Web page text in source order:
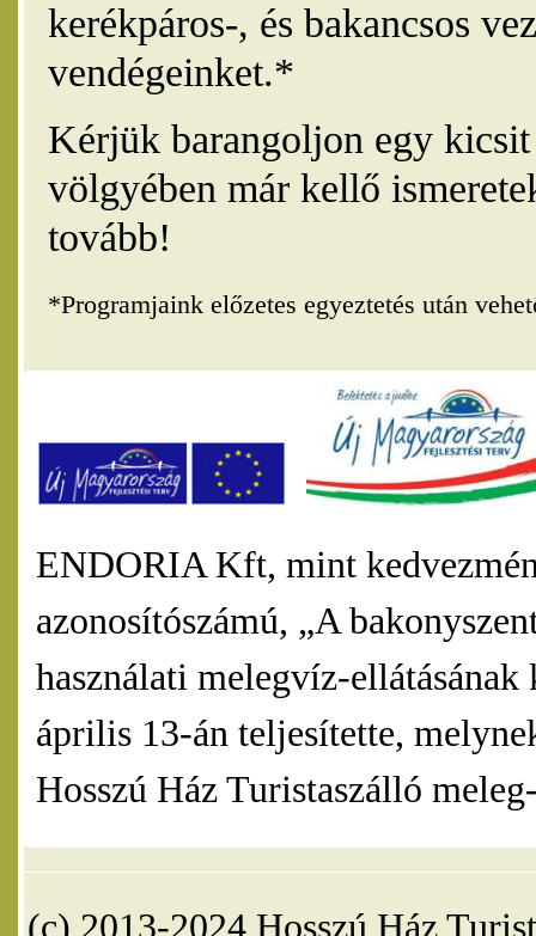
kerékpáros-, és bakancsos
vendégeinket.*
Kérjük barangoljon egy
völgyében már kellő
tovább!
*Programjaink előzetes egyeztetés után
ENDORIA Kft, mint
azonosítószámú, „A
használati melegvíz-
április 13-án teljesítette,
Hosszú Ház Turistaszálló
(c) 2013-2024 Hosszú Ház